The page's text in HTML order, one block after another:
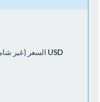
السعر (غير 172.04 USD